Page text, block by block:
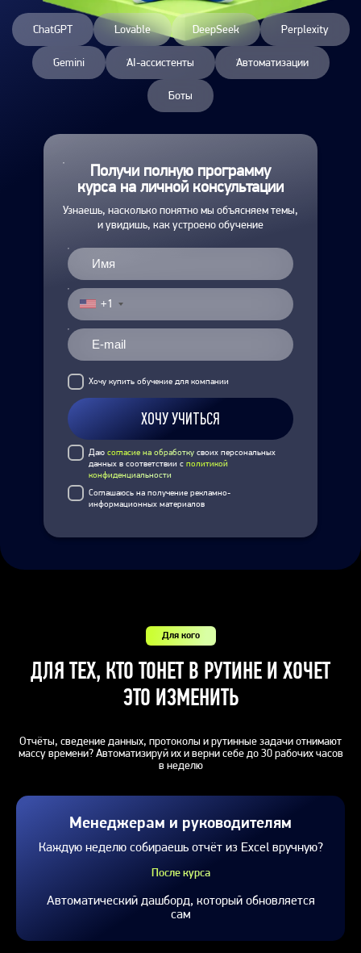
ChatGPT Lovable DeepSeek Perplexity
Gemini AI-ассистенты Автоматизации
Боты
Получи полную программу
курса на личной консультации
Узнаешь, насколько понятно мы объясняем темы,
и увидишь, как устроено обучение
United
States
+1
Хочу купить обучение для компании
ХОЧУ УЧИТЬСЯ
Даю согласие на обработку своих персональных
данных в соответствии с политикой
конфиденциальности
Соглашаюсь на получение рекламно-
информационных материалов
Для кого
ДЛЯ ТЕХ, КТО ТОНЕТ В РУТИНЕ И ХОЧЕТ
ЭТО ИЗМЕНИТЬ
Отчёты, сведение данных, протоколы и рутинные задачи отнимают
массу времени? Автоматизируй их и верни себе до 30 рабочих часов
в неделю
Менеджерам и руководителям
Каждую неделю собираешь отчёт из Excel вручную?
После курса
Автоматический дашборд, который обновляется
сам